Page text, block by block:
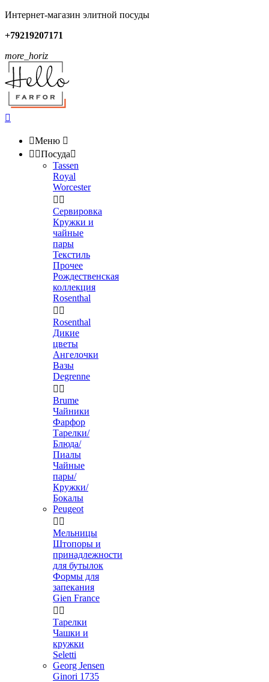
Интернет-магазин элитной посуды
+79219207171
more_horiz

Меню 
 Посуда
Tassen
Royal
Worcester
 
Сервировка
Кружки и
чайные
пары
Текстиль
Прочее
Рождественская
коллекция
Rosenthal
 
Rosenthal
Дикие
цветы
Ангелочки
Вазы
Degrenne
 
Brume
Чайники
Фарфор
Тарелки/
Блюда/
Пиалы
Чайные
пары/
Кружки/
Бокалы
Peugeot
 
Мельницы
Штопоры и
принадлежности
для бутылок
Формы для
запекания
Gien France
 
Тарелки
Чашки и
кружки
Seletti
Georg Jensen
Ginori 1735